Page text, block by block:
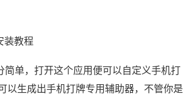
装教程
简单，打开这个应用便可以自定义手机打
以生成出手机打牌专用辅助器，不管你是